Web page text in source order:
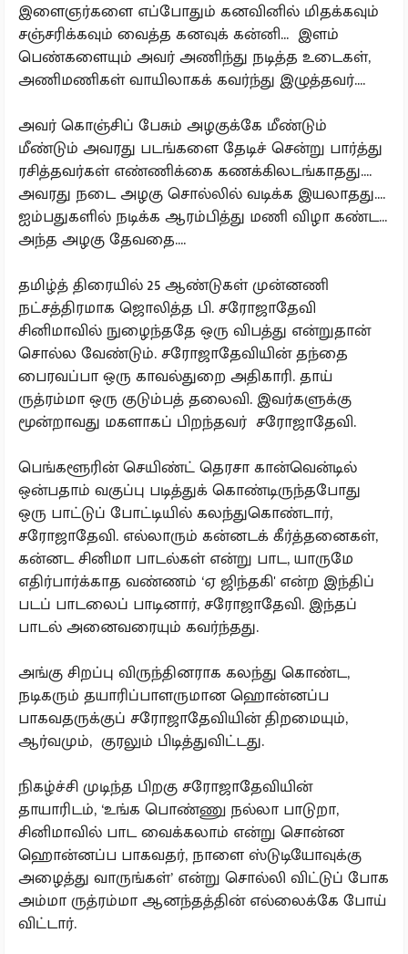
இளைஞர்களை எப்போதும் கனவினில் மிதக்கவும்
சஞ்சரிக்கவும் வைத்த கனவுக் கன்னி... இளம்
பெண்களையும் அவர் அணிந்து நடித்த உடைகள்,
அணிமணிகள் வாயிலாகக் கவர்ந்து இழுத்தவர்....
அவர் கொஞ்சிப் பேசும் அழகுக்கே மீண்டும்
மீண்டும் அவரது படங்களை தேடிச் சென்று பார்த்து
ரசித்தவர்கள் எண்ணிக்கை கணக்கிலடங்காதது....
அவரது நடை அழகு சொல்லில் வடிக்க இயலாதது....
ஐம்பதுகளில் நடிக்க ஆரம்பித்து மணி விழா கண்ட...
அந்த அழகு தேவதை....
தமிழ்த் திரையில் 25 ஆண்டுகள் முன்னணி
நட்சத்திரமாக ஜொலித்த பி. சரோஜாதேவி
சினிமாவில் நுழைந்ததே ஒரு விபத்து என்றுதான்
சொல்ல வேண்டும். சரோஜாதேவியின் தந்தை
பைரவப்பா ஒரு காவல்துறை அதிகாரி. தாய்
ருத்ரம்மா ஒரு குடும்பத் தலைவி. இவர்களுக்கு
மூன்றாவது மகளாகப் பிறந்தவர் சரோஜாதேவி.
பெங்களூரின் செயிண்ட் தெரசா கான்வென்டில்
ஒன்பதாம் வகுப்பு படித்துக் கொண்டிருந்தபோது
ஒரு பாட்டுப் போட்டியில் கலந்துகொண்டார்,
சரோஜாதேவி. எல்லாரும் கன்னடக் கீர்த்தனைகள்,
கன்னட சினிமா பாடல்கள் என்று பாட, யாருமே
எதிர்பார்க்காத வண்ணம் ‘ஏ ஜிந்தகி' என்ற இந்திப்
படப் பாடலைப் பாடினார், சரோஜாதேவி. இந்தப்
பாடல் அனைவரையும் கவர்ந்தது.
அங்கு சிறப்பு விருந்தினராக கலந்து கொண்ட,
நடிகரும் தயாரிப்பாளருமான ஹொன்னப்ப
பாகவதருக்குப் சரோஜாதேவியின் திறமையும்,
ஆர்வமும், குரலும் பிடித்துவிட்டது.
நிகழ்ச்சி முடிந்த பிறகு சரோஜாதேவியின்
தாயாரிடம், ‘உங்க பொண்ணு நல்லா பாடுறா,
சினிமாவில் பாட வைக்கலாம் என்று சொன்ன
ஹொன்னப்ப பாகவதர், நாளை ஸ்டுடியோவுக்கு
அழைத்து வாருங்கள்’ என்று சொல்லி விட்டுப் போக
அம்மா ருத்ரம்மா ஆனந்தத்தின் எல்லைக்கே போய்
விட்டார்.